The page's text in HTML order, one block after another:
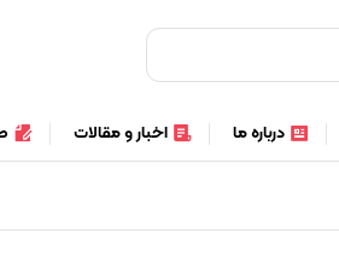
درباره ما اخبار و مقالات